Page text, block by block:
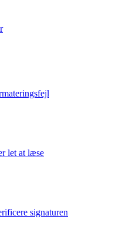
let at læse
signaturen